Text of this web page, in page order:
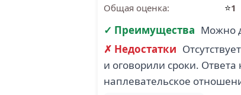
Общая оценка:
⭐1
✓ Преимущества Можно
✗ Недостатки
и оговорили сроки.
наплевательское